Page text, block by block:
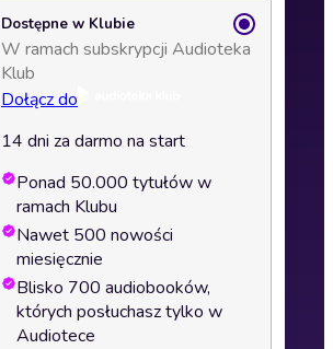
Dostępne w Klubie
W ramach subskrypcji Audioteka
Klub
Dołącz do
14 dni za darmo na start
Ponad 50.000 tytułów w
ramach Klubu
Nawet 500 nowości
miesięcznie
Blisko 700 audiobooków,
których posłuchasz tylko w
Audiotece